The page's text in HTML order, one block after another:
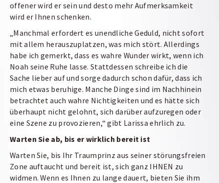
offener wird er sein und desto mehr Aufmerksamkeit
wird er Ihnen schenken.
„Manchmal erfordert es unendliche Geduld, nicht sofort
mit allem herauszuplatzen, was mich stört. Allerdings
habe ich gemerkt, dass es wahre Wunder wirkt, wenn ich
Noah seine Ruhe lasse. Stattdessen schreibe ich die
Sache lieber auf und sorge dadurch schon dafür, dass ich
mich etwas beruhige. Manche Dinge sind im Nachhinein
betrachtet auch wahre Nichtigkeiten und es hätte sich
überhaupt nicht gelohnt, sich darüber aufzuregen oder
eine Szene zu provozieren,“ gibt Larissa ehrlich zu.
Warten Sie ab, bis er wirklich bereit ist
Warten Sie, bis Ihr Traumprinz aus seiner störungsfreien
Zone auftaucht und bereit ist, sich ganz IHNEN zu
widmen. Wenn es Ihnen zu lange dauert, bieten Sie ihm